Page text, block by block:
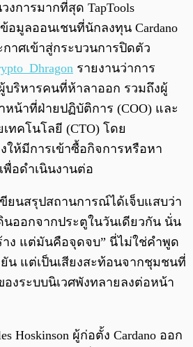
งการมากที่สุด TapTools
อมูลออนเชนที่นักลงทุน Cardano
าศเข้าสู่กระบวนการปิดตัว
รายงานว่าการ
บริหารคนที่ห้าลาออก รวมถึงผู้
หน้าที่ฝ่ายปฏิบัติการ (COO) และ
ทคโนโลยี (CTO) โดย
ให้มีการเข้าซื้อกิจการหรือหา
พื่อดำเนินงานต่อ
ขียนสรุปสถานการณ์ได้เจ็บแสบว่า
นออกจากประตูในวันเดียวกัน นั่น
าง แต่มันคือจุดจบ” นี่ไม่ใช่คำพูด
น แต่เป็นเสียงสะท้อนจากชุมชนที่
งระบบนิเวศพังทลายลงต่อหน้า
Hoskinson ผู้ก่อตั้ง Cardano ออก